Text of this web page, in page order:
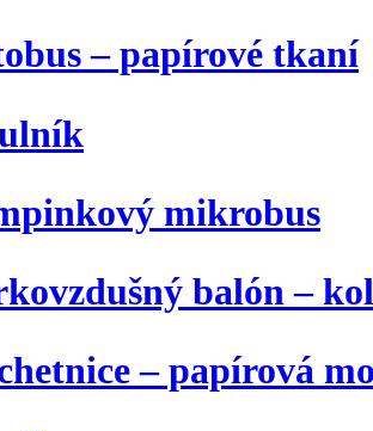
– papírové tkaní
mikrobus
balón –
– papírová